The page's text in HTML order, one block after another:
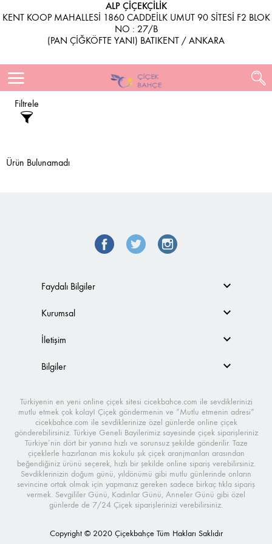
ALP ÇİÇEKÇİLİK
KENT KOOP MAHALLESİ 1860 CADDEİLK UMUT 90 SİTESİ F2 BLOK
NO : 27/B
(PAN ÇİĞKÖFTE YANI) BATIKENT / ANKARA
Filtrele
Ürün Bulunamadı
Faydalı Bilgiler
Kurumsal
İletişim
Bilgiler
Türkiyenin en yeni online çiçek sitesi cicekbahce.com ile sevdiklerinizi
mutlu etmek çok kolay! Çiçek göndermenin ve “Mutlu etmenin adresi”
cicekbahce.com ile sevdiklerinize özel günlerde online çiçek
gönderebilirsiniz. Türkiye Geneli Bayilerimiz sayesinde çiçek siparişleriniz
Türkiye’nin dört bir yanına hızlı ve sorunsuz şekilde gönderilir. Taze
çiçeklerle hazırlanan mis kokulu şık çiçek aranjmanları arasından
beğendiğiniz ürünü seçerek, hızlı bir şekilde online sipariş verebilirsiniz.
Sevdiklerinizin doğum günü, yıldönümü gibi mutlu günlerinde onların
sevincine ortak olmak için yapmanız gereken sadece birkaç tıkla sipariş
vermek. Sevgililer Günü, Kadınlar Günü, Anneler Günü gibi özel
günlerde de 7/24 Çiçek siparişlerinizi verebilirsiniz.
Copyright © 2020 Çiçekbahçe Tüm Hakları Saklıdır